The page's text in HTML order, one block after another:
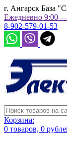
г. Ангарск База
Ежедневно
8-902-579-01-53
Корзина:
0 товаров, 0